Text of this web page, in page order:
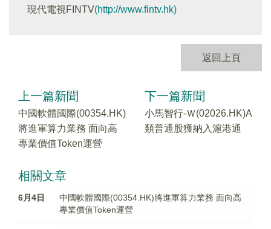
現代電視FINTV(http://www.fintv.hk)
返回上頁
上一篇新聞
中國軟體國際(00354.HK)
將進軍算力業務 面向高
專業價值Token運營
下一篇新聞
小馬智行-Ｗ(02026.HK)A
類普通股獲納入滬港通
相關文章
6月4日
中國軟體國際(00354.HK)將進軍算力業務 面向高
專業價值Token運營